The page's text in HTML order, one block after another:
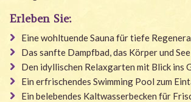
Erleben Sie:
Eine wohltuende Sauna für tiefe
Das sanfte Dampfbad, das Körper und
Den idyllischen Relaxgarten mit Blick ins
Ein erfrischendes Swimming Pool zum
Ein belebendes Kaltwasserbecken für